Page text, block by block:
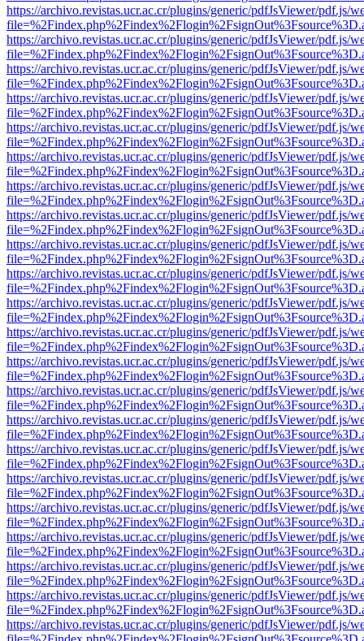
https://archivo.revistas.ucr.ac.cr/plugins/generic/pdfJsViewer/pdf.js/
https://archivo.revistas.ucr.ac.cr/plugins/generic/pdfJsViewer/pdf.js/
https://archivo.revistas.ucr.ac.cr/plugins/generic/pdfJsViewer/pdf.js/
https://archivo.revistas.ucr.ac.cr/plugins/generic/pdfJsViewer/pdf.js/
https://archivo.revistas.ucr.ac.cr/plugins/generic/pdfJsViewer/pdf.js/
https://archivo.revistas.ucr.ac.cr/plugins/generic/pdfJsViewer/pdf.js/
https://archivo.revistas.ucr.ac.cr/plugins/generic/pdfJsViewer/pdf.js/
https://archivo.revistas.ucr.ac.cr/plugins/generic/pdfJsViewer/pdf.js/
https://archivo.revistas.ucr.ac.cr/plugins/generic/pdfJsViewer/pdf.js/
https://archivo.revistas.ucr.ac.cr/plugins/generic/pdfJsViewer/pdf.js/
https://archivo.revistas.ucr.ac.cr/plugins/generic/pdfJsViewer/pdf.js/
https://archivo.revistas.ucr.ac.cr/plugins/generic/pdfJsViewer/pdf.js/
https://archivo.revistas.ucr.ac.cr/plugins/generic/pdfJsViewer/pdf.js/
https://archivo.revistas.ucr.ac.cr/plugins/generic/pdfJsViewer/pdf.js/
https://archivo.revistas.ucr.ac.cr/plugins/generic/pdfJsViewer/pdf.js/
https://archivo.revistas.ucr.ac.cr/plugins/generic/pdfJsViewer/pdf.js/
https://archivo.revistas.ucr.ac.cr/plugins/generic/pdfJsViewer/pdf.js/
https://archivo.revistas.ucr.ac.cr/plugins/generic/pdfJsViewer/pdf.js/
https://archivo.revistas.ucr.ac.cr/plugins/generic/pdfJsViewer/pdf.js/
https://archivo.revistas.ucr.ac.cr/plugins/generic/pdfJsViewer/pdf.js/
https://archivo.revistas.ucr.ac.cr/plugins/generic/pdfJsViewer/pdf.js/
https://archivo.revistas.ucr.ac.cr/plugins/generic/pdfJsViewer/pdf.js/